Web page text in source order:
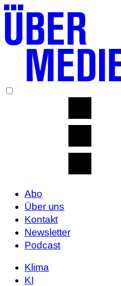
Abo
Über uns
Kontakt
Newsletter
Podcast
Klima
KI